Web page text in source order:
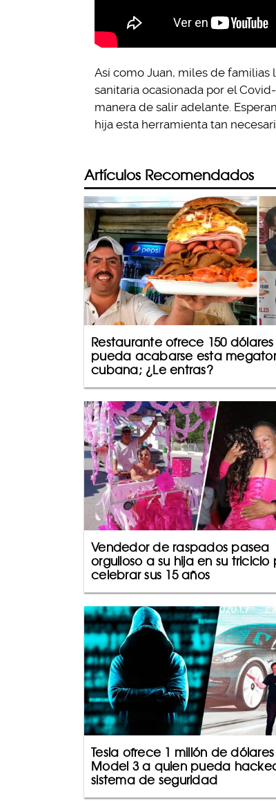
Así como Juan, miles de
sanitaria ocasionada por el
manera de salir adelante.
hija esta herramienta tan
Artículos Recomendados
Restaurante ofrece 150
pueda acabarse esta
cubana; ¿Le entras?
Vendedor de raspados pasea
orgulloso a su hija en su triciclo
celebrar sus 15 años
Tesla ofrece 1 millón de
Model 3 a quien pueda
sistema de seguridad